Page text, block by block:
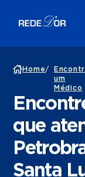
Home/
um
Médico
que
Santa